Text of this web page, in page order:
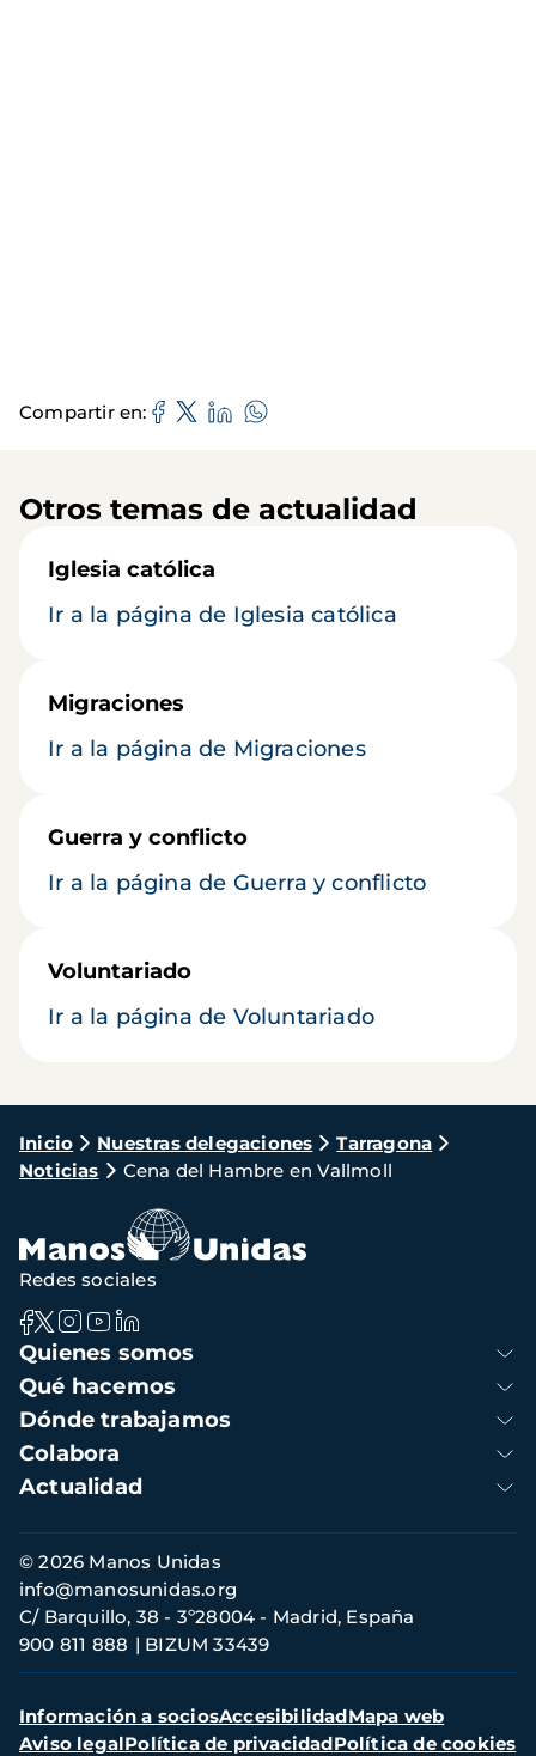
Compartir en
Otros temas de actualidad
Iglesia católica
Ir a la página de Iglesia católica
Migraciones
Ir a la página de Migraciones
Guerra y conflicto
Ir a la página de Guerra y conflicto
Voluntariado
Ir a la página de Voluntariado
Ruta
de
navegación
Inicio Nuestras delegaciones
Tarragona
Noticias
Cena del Hambre en Vallmoll
Navegación
principal
Quienes somos
Qué hacemos
Dónde trabajamos
Colabora
Actualidad
Redes sociales
Información
de
contacto
© 2026 Manos Unidas
C/ Barquillo, 38 - 3º28004 - Madrid, España
900 811 888
BIZUM 33439
info@manosunidas.org
Menú
secundario
Información a sociosAccesibilidadMapa web
Aviso legalPolítica de privacidadPolítica de cookies